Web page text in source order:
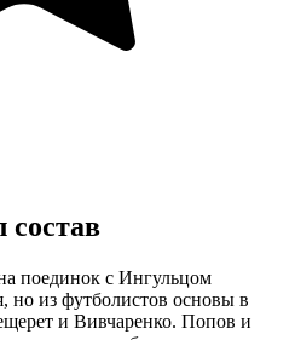
состав
поединок с Ингульцом
но из футболистов основы в
и Вивчаренко. Попов и